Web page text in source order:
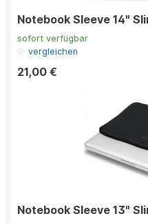
Notebook Sleeve 14"
sofort verfügbar
vergleichen
21,00 €
Notebook Sleeve 13"